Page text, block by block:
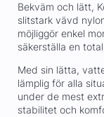
Bekväm och lätt,
slitstark vävd
möjliggör enkel
säkerställa en
Med sin lätta,
lämplig för alla
under de mest
stabilitet och